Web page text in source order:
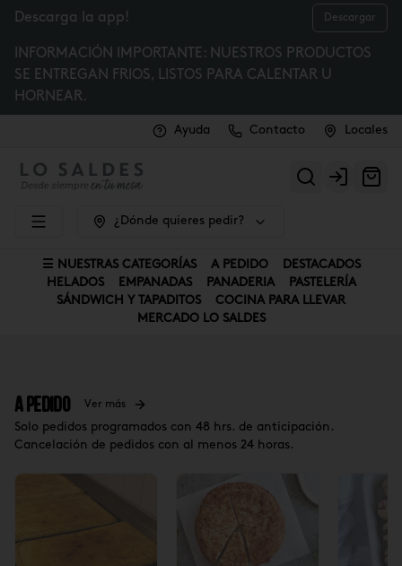
Descarga la app! Descargar
INFORMACIÓN IMPORTANTE: NUESTROS PRODUCTOS
SE ENTREGAN FRIOS, LISTOS PARA CALENTAR U
HORNEAR.
Ayuda Contacto Locales
Login
¿Dónde quieres pedir?
☰ NUESTRAS CATEGORÍAS A PEDIDO
DESTACADOS
HELADOS
EMPANADAS PANADERIA
PASTELERÍA
SÁNDWICH Y TAPADITOS
COCINA PARA LLEVAR
MERCADO LO SALDES
A Pedido Ver más
Solo pedidos programados con 48 hrs. de anticipación.
Cancelación de pedidos con al menos 24 horas.